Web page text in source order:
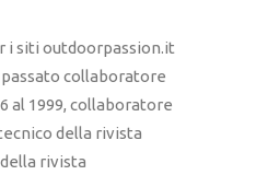
i siti outdoorpassion.it
collaboratore
al 1999, collaboratore
della rivista
rivista